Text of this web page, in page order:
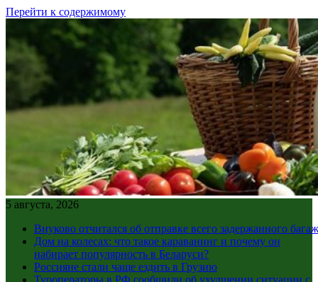
Перейти к содержимому
5 августа, 2026
Внуково отчитался об отправке всего задержанного
Дом на колесах: что такое караванинг и почему он
набирает популярность в Беларуси?
Россияне стали чаще ездить в Грузию
Туроператоры в РФ сообщили об ухудшении ситуации с